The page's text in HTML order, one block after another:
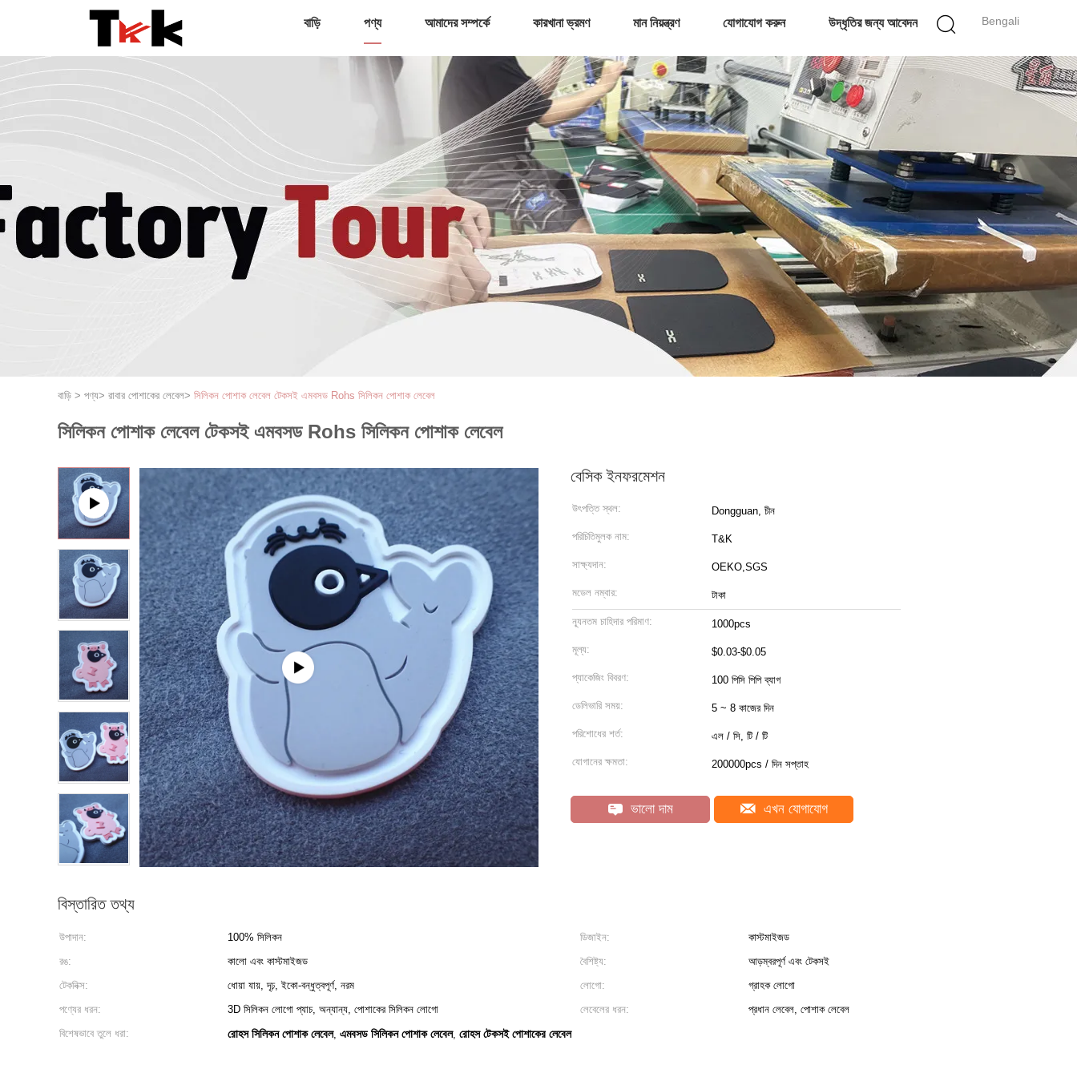
Bengali
বাড়ি পণ্য আমাদের সম্পর্কে কারখানা ভ্রমণ মান নিয়ন্ত্রণ যোগাযোগ করুন উদ্ধৃতির জন্য আবেদন
বাড়ি > পণ্য> রাবার পোশাকের লেবেল> সিলিকন পোশাক লেবেল টেকসই এমবসড Rohs সিলিকন পোশাক লেবেল
সিলিকন পোশাক লেবেল টেকসই এমবসড Rohs সিলিকন পোশাক লেবেল
বেসিক ইনফরমেশন
উৎপত্তি স্থল: Dongguan, চীন
পরিচিতিমুলক নাম: T&K
সাক্ষ্যদান: OEKO,SGS
মডেল নম্বার: টাকা
ন্যূনতম চাহিদার পরিমাণ: 1000pcs
মূল্য: $0.03-$0.05
প্যাকেজিং বিবরণ: 100 পিসি পিপি ব্যাগ
ডেলিভারি সময়: 5 ~ 8 কাজের দিন
পরিশোধের শর্ত: এল / সি, টি / টি
যোগানের ক্ষমতা: 200000pcs / দিন সপ্তাহ
ভালো দাম এখন যোগাযোগ
বিস্তারিত তথ্য
উপাদান: 100% সিলিকন ডিজাইন:
কাস্টমাইজড
রঙ:
কালো এবং কাস্টমাইজড বৈশিষ্ট্য:
আড়ম্বরপূর্ণ এবং টেকসই
টেকনিক্স:
ধোয়া যায়, দৃঢ়, ইকো-বন্ধুত্বপূর্ণ, নরম লোগো:
গ্রাহক লোগো
পণ্যের ধরন:
3D সিলিকন লোগো প্যাচ, অন্যান্য, পোশাকের সিলিকন লোগো লেবেলের ধরন:
প্রধান লেবেল, পোশাক লেবেল
বিশেষভাবে তুলে ধরা:
রোহস সিলিকন পোশাক লেবেল, এমবসড সিলিকন পোশাক লেবেল, রোহস টেকসই পোশাকের লেবেল